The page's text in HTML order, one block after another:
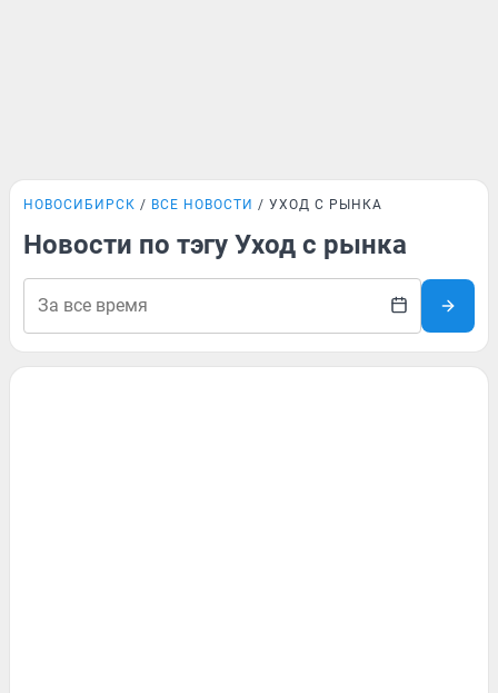
НОВОСИБИРСК ВСЕ НОВОСТИ УХОД С РЫНКА
Новости по тэгу Уход с рынка